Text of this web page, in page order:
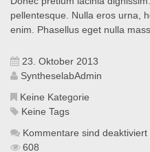
pellentesque. Nulla eros urna,
enim. Phasellus eget nulla
23. Oktober 2013
SyntheselabAdmin
Keine Kategorie
Keine Tags
Kommentare sind deaktiviert
608